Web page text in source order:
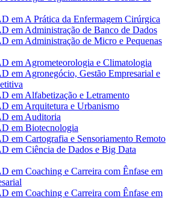
em A Prática da Enfermagem Cirúrgica
em Administração de Banco de Dados
em Administração de Micro e Pequenas
em Agrometeorologia e Climatologia
em Agronegócio, Gestão Empresarial e
em Alfabetização e Letramento
em Arquitetura e Urbanismo
em Auditoria
em Biotecnologia
em Cartografia e Sensoriamento Remoto
em Ciência de Dados e Big Data
em Coaching e Carreira com Ênfase em
em Coaching e Carreira com Ênfase em